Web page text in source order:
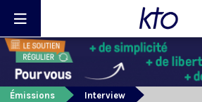
Émissions
Interview